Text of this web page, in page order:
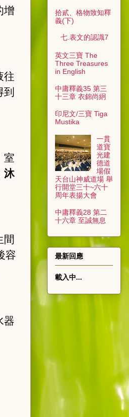
增
往
室
沐
間
容
器
拾貳、格物致知釋
義(下)
七.表文的認識7
英文三寶 The
Three Treasures
in English
中庸釋義35 第三
十三章 衣錦尚絅
印尼文/三寶 Tiga
Mustika
一貫
道寶
光建
德道
場假
天台山神威道場 舉
行開堂三十~六十
周年表揚大會
中庸釋義28 第二
十六章 至誠無息
最新回應
載入中...